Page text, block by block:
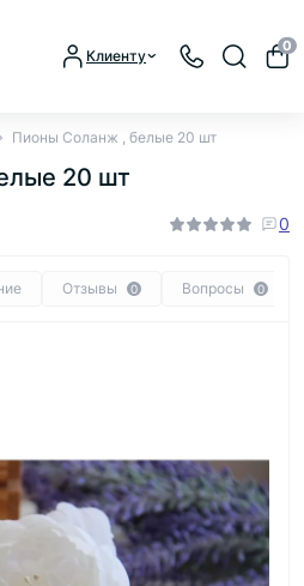
Клиенту
0
Пионы Соланж , белые 20 шт
20 шт
0
Отзывы 0 Вопросы 0